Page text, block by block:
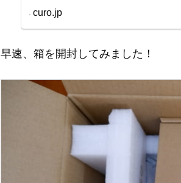
curo.jp
早速、箱を開封してみました！